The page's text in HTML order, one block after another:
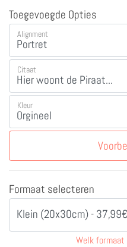
Toegevoegde Opties
Alignment
Citaat
Kleur
Formaat selecteren
Klein (20x30cm) - 37,99€
Welk